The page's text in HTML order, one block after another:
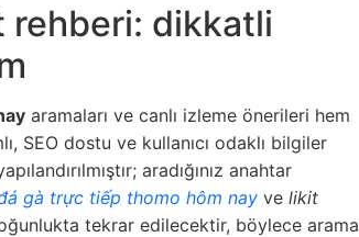
rehberi: dikkatli
aramaları ve canlı izleme önerileri hem
SEO dostu ve kullanıcı odaklı bilgiler
aradığınız anahtar
gà trực tiếp thomo hôm nay ve likit
tekrar edilecektir, böylece arama